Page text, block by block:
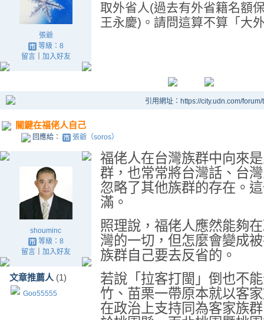
張爺
等級：8
留言｜ 加入好友
取外省人(過去有外省籍名額
王永慶)。請問這算不算「大
引用網址：https://city.udn.com/
關鍵在福佬人自己
回應給： 張爺（soros）
shouminc
等級：8
留言｜ 加入好友
文章推薦人 (1)
Goo55555
福佬人在台灣族群中向來
群，也常常將台灣話、台
忽略了其他族群的存在。
滿。
照理說，福佬人應然能夠
灣的一切，但怎麼會變成
族群自己要去反省的。
若說「拉客打閩」倒也不
竹、苗栗一帶原本就以客
在政治上支持同為客家族